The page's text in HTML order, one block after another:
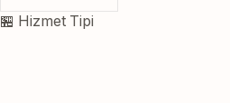
🏪 Hizmet Tipi